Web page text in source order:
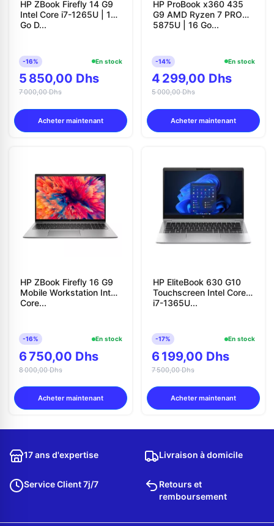
HP ZBook Firefly 14 G9
Intel Core i7-1265U | 16
Go D...
-16% En stock
5 850,00 Dhs
7 000,00 Dhs
Acheter maintenant
HP ProBook x360 435
G9 AMD Ryzen 7 PRO
5875U | 16 Go...
-14% En stock
4 299,00 Dhs
5 000,00 Dhs
Acheter maintenant
HP ZBook Firefly 16 G9
Mobile Workstation Intel
Core...
-16% En stock
6 750,00 Dhs
8 000,00 Dhs
Acheter maintenant
HP EliteBook 630 G10
Touchscreen Intel Core
i7-1365U...
-17% En stock
6 199,00 Dhs
7 500,00 Dhs
Acheter maintenant
17 ans d'expertise Livraison à domicile
Service Client 7j/7
Retours et
remboursement